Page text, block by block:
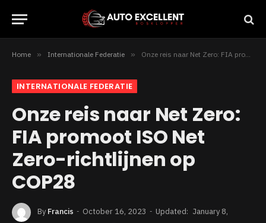
Home » Internationale Federatie » Onze reis naar Net Zero: FIA promoot ISO Net Zero-richtlijnen op COP28
INTERNATIONALE FEDERATIE
Onze reis naar Net Zero:
FIA promoot ISO Net
Zero-richtlijnen op
COP28
By Francis October 16, 2023 Updated: January 8,